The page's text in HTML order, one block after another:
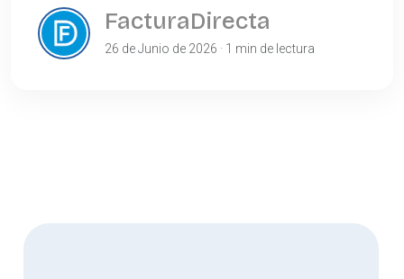
FacturaDirecta
26 de Junio de 2026 · 1 min de lectura